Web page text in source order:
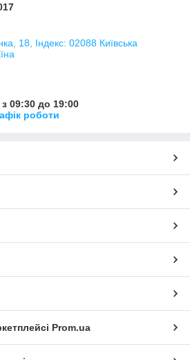
18, Індекс: 02088 Київська
09:30 до 19:00
роботи
Prom.ua